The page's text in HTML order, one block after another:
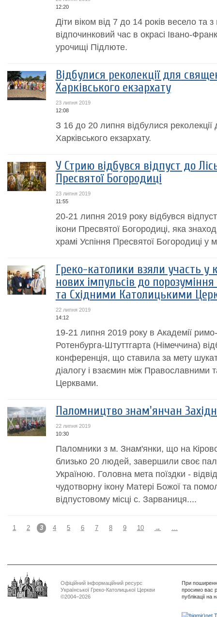
12:20
Діти віком від 7 до 14 років весело та
відпочинковий час в окрасі Івано-
урочищі Підлюте.
Відбулися реколекції для
Харківського екзархату
23 липня 2019
12:08
З 16 до 20 липня відбулися
Харківського екзархату.
У Стрию відбувся відпуст до
Пресвятої Богородиці
23 липня 2019
11:55
20-21 липня 2019 року відбувся
ікони Пресвятої Богородиці, яка
храмі Успіння Пресвятої Богородиці у
Греко-католики взяли участь у
нових імпульсів до
та Східними Католицькими
22 липня 2019
14:12
19-21 липня 2019 року в Академії римо-
Ротенбурга-Штуттгарта (Німеччина)
конференція, що ставила за мету
діалогу і взаємин між Православними
Церквами.
Паломництво знам'янчан
22 липня 2019
10:30
Паломники з м. Знам'янки, що на
близько 20 людей, завершили своє
Україною. Головна мета поїздки -
чудотворну ікону Матері Божої та
відпустовому місці с. Зарваниця....
1 2 3 4 5 6 7 8 9 10 → …
Офіційний інформаційний ресурс
Української Греко-Католицької Церкви
©2004–2026
При
просимо вас
публікації на